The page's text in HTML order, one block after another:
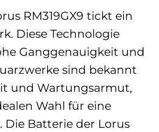
RM319GX9 tickt ein
Diese Technologie
Ganggenauigkeit und
sind bekannt
und Wartungsarmut,
Wahl für eine
Batterie der Lorus